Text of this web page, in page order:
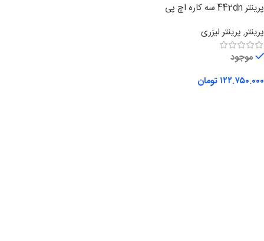
پرینتر 442dn سه کاره اچ پی
پرینتر, پرینتر لیزری
موجود
۱۲۲.۷۵۰.۰۰۰ تومان